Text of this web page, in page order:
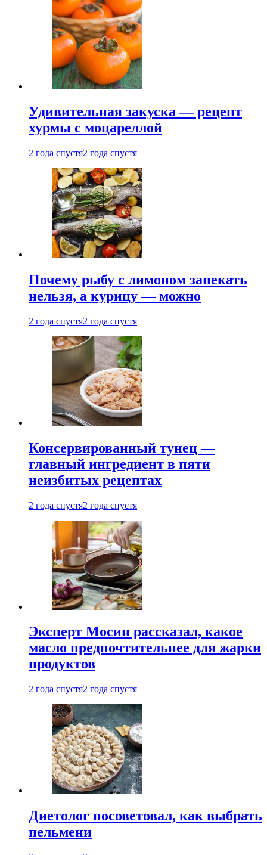
Удивительная закуска — рецепт
хурмы с моцареллой
2 года спустя2 года спустя
Почему рыбу с лимоном запекать
нельзя, а курицу — можно
2 года спустя2 года спустя
Консервированный тунец —
главный ингредиент в пяти
неизбитых рецептах
2 года спустя2 года спустя
Эксперт Мосин рассказал, какое
масло предпочтительнее для жарки
продуктов
2 года спустя2 года спустя
Диетолог посоветовал, как выбрать
пельмени